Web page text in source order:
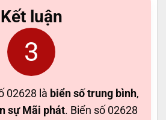
Kết luận
3
02628 là biển số trung bình,
sự Mãi phát. Biển số 02628